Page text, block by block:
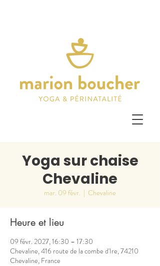
Yoga sur chaise
Chevaline
mar. 09 févr.
  |
Chevaline
Heure et lieu
09 févr. 2027, 16:30 – 17:30
Chevaline, 416 route de la combe d'Ire, 74210
Chevaline, France